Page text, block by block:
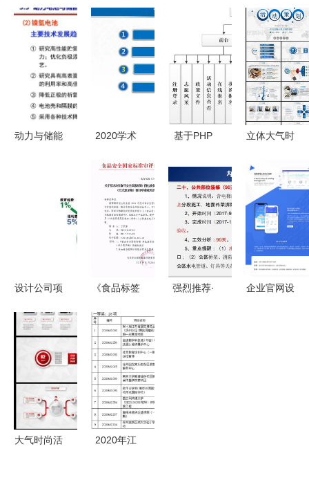
动力与储能
——中国有
2020学术
置关联的多
网数据叠加
协议与智能
服务技术
——项目策
务的创新思
考
基于PHP
服务管理系
统设计与实
现 从项目
策划到公关
服务的全链
立体大气时
营销策划公
关服务方案
概述
设计公司项
管理 破局
升级的策略
与实践
《食品标签
7718变革
从监管到消
费者决策的
再平衡——
以征求意见
强烈推荐·
企业官网设
大气时尚活
2020年江